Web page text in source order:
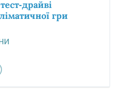
драйві
гри